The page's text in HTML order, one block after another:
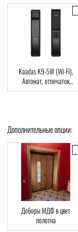
Kaadas K13-F
Lamborghini (медный),
Автомат, Face-ID,
Дополнительные опции:
Доборы МДФ в цвет
полотна